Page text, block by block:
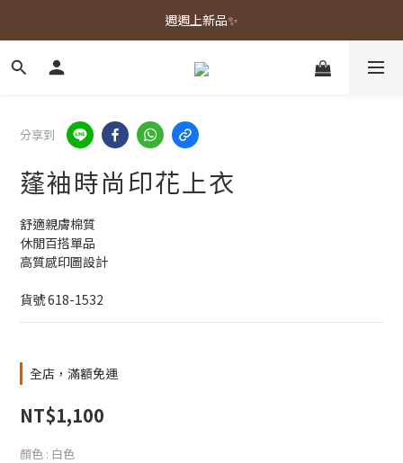
春夏新品上市🌿
週週上新品✨
春夏新品上市🌿
分享到
蓬袖時尚印花上衣
舒適親膚棉質
休閒百搭單品
高質感印圖設計
貨號 618-1532
全店，滿額免運
NT$1,100
顏色 : 白色